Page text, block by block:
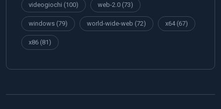
videogiochi (100) web-2.0 (73)
windows (79) world-wide-web (72) x64(67)
x86 (81)